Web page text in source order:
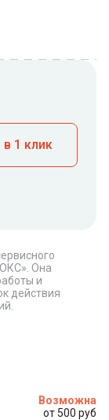
в 1 клик
можно
Она
и
действия
Возможна
от 500 руб